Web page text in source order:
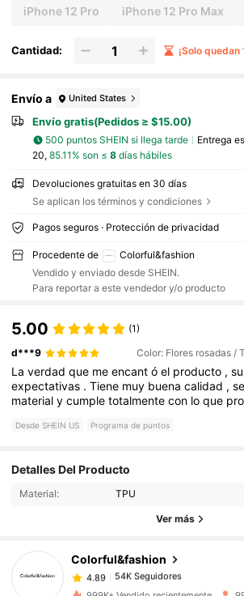
iPhone 12 Pro iPhone 12 Pro Max
Cantidad: ¡Solo quedan
Envío a United States
Envío gratis(Pedidos ≥ $15.00)
500 puntos SHEIN si llega tarde Entrega
20, 85.11% son ≤ 8días hábiles
Devoluciones gratuitas en 30 días
Se aplican los términos y condiciones
Pagos seguros · Protección de privacidad
Procedente de
Colorful&fashion
Vendido y enviado desde SHEIN.
Para reportar a este vendedor y/o producto
5.00 (1)
d***9 Color: Flores rosadas /
Laverdadque meencantóel producto ,
expectativas .Tiene muy buenacalidad ,se
materialycumpletotalmentecon loque
manualidades
.Adem ás,elenv
Desde SHEIN US Programa de puntos
Detalles Del Producto
Material: TPU
Ver más
Colorful&fashion
4.89 54K Seguidores
54K Seguidores
4.89
54K Seguidores